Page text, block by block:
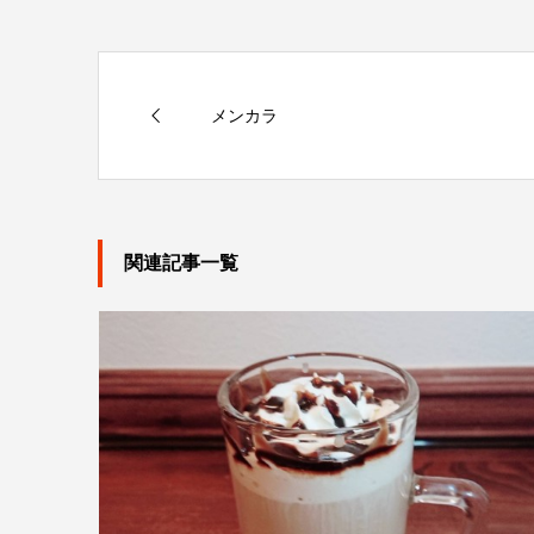
メンカラ
関連記事一覧